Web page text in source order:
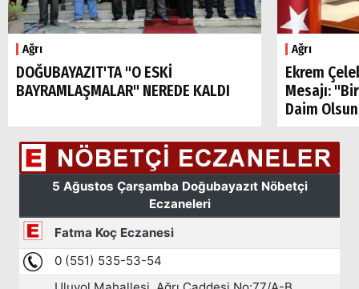
Ağrı
DOĞUBAYAZIT'TA "O ESKİ
BAYRAMLAŞMALAR" NEREDE KALDI
Ağrı
Ekrem
Mesajı:
Daim